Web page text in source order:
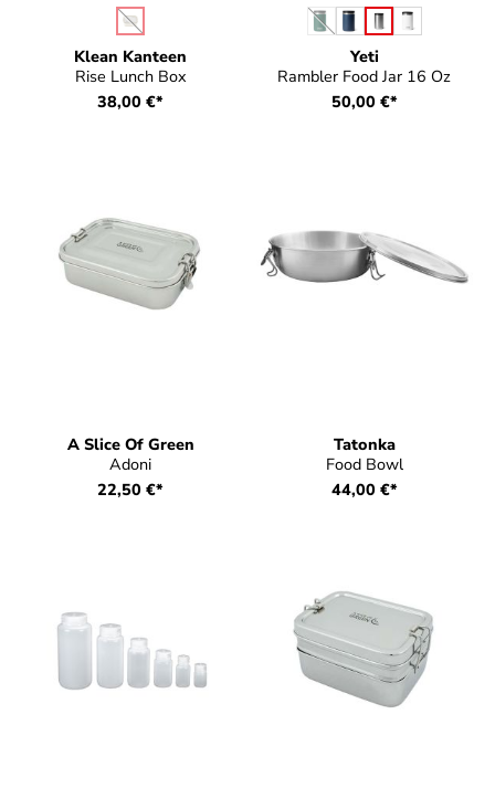
Klean Kanteen
Rise Lunch Box
Farbeauswählen
(Diese Option ist zurzeit nicht verfügbar.)
38,00 €*
Yeti
Rambler Food Jar 16 Oz
Farbeauswählen
(Diese Option ist zurzeit
50,00 €*
A Slice Of Green
Adoni
22,50 €*
Tatonka
Food Bowl
44,00 €*